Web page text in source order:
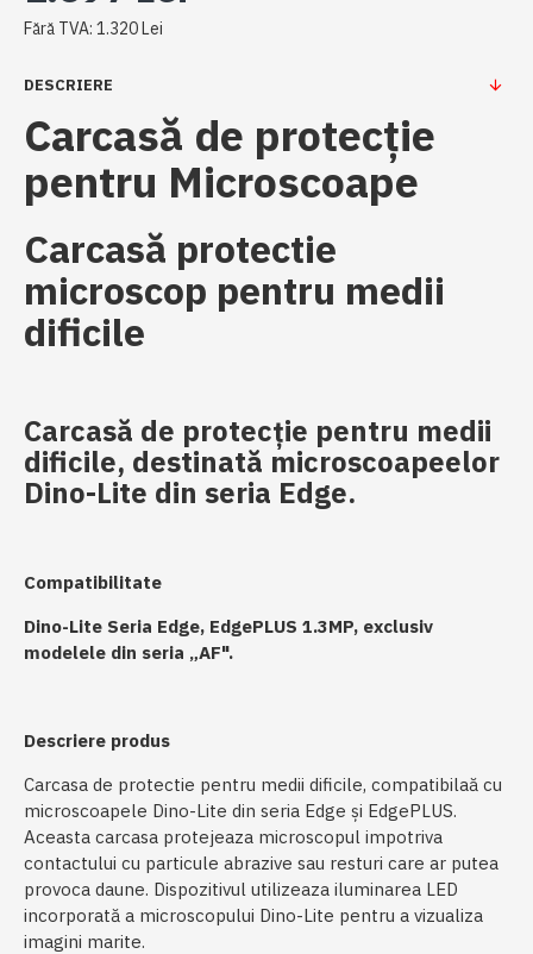
Fără TVA: 1.320 Lei
DESCRIERE
Carcasă de protecție
pentru Microscoape
Carcasă protectie
microscop pentru medii
dificile
Carcasă de protecție pentru medii
dificile, destinată microscoapeelor
Dino-Lite din seria Edge.
Compatibilitate
Dino-Lite Seria Edge, EdgePLUS 1.3MP, exclusiv
modelele din seria „AF".
Descriere produs
Carcasa de protectie pentru medii dificile, compatibilaă cu
microscoapele Dino-Lite din seria Edge și EdgePLUS.
Aceasta carcasa protejeaza microscopul impotriva
contactului cu particule abrazive sau resturi care ar putea
provoca daune. Dispozitivul utilizeaza iluminarea LED
incorporată a microscopului Dino-Lite pentru a vizualiza
imagini marite.